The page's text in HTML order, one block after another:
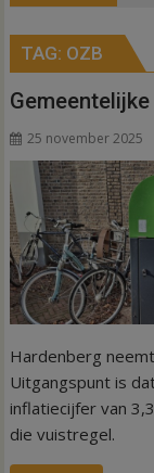
TAG: OZB
25 november 2025
Hardenberg
Uitgangspunt is
inflatiecijfer van
die vuistregel.